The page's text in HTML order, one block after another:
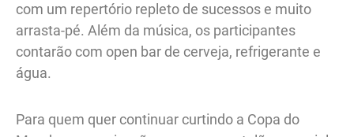
com um repertório repleto de sucessos e muito
arrasta-pé. Além da música, os participantes
contarão com open bar de cerveja, refrigerante e
água.
Para quem quer continuar curtindo a Copa do